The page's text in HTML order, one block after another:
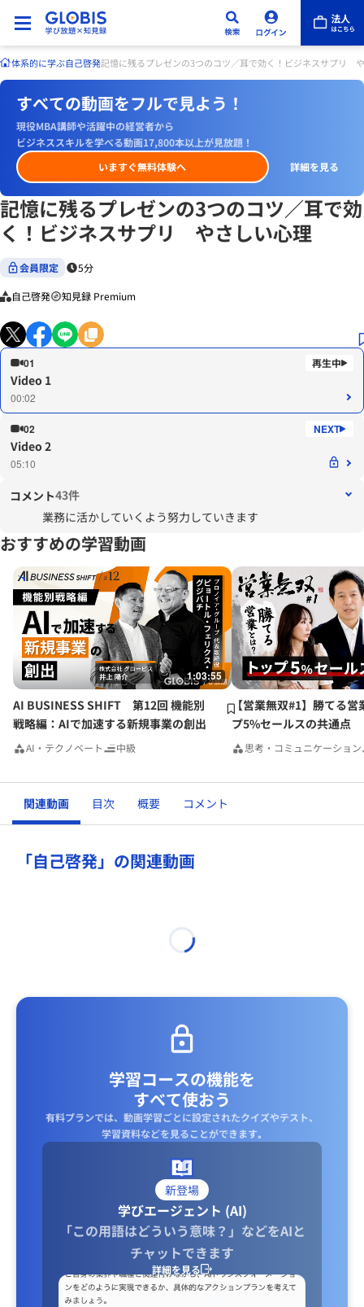
体系的に学ぶ自己啓発記憶に残るプレゼンの3つのコツ／耳で効く！ビジネスサプリ
すべての動画をフルで見よう！
現役MBA講師や活躍中の経営者から
ビジネススキルを学べる動画17,800本以上が見放題！
いますぐ無料体験へ
詳細を見る
記憶に残るプレゼンの3つのコツ／耳で効
く！ビジネスサプリ やさしい心理
会員限定 5分
自己啓発 知見録 Premium
01
Video 1
00:02
02
Video 2
05:10
コメント43件
業務に活かしていくよう努力していきます
おすすめの学習動画
1:03:55
AI BUSINESS SHIFT 第12回 機能別
戦略編：AIで加速する新規事業の創出
AI・テクノベート 中級
【営業無双#1】勝てる営
プ5%セールスの共通点
思考・コミュニケーション
関連動画 目次 概要 コメント
「自己啓発」の関連動画
学習コースの機能を
すべて使おう
有料プランでは、動画学習ごとに設定されたクイズやテスト、
学習資料などを見ることができます｡
新登場
学びエージェント (AI)
「この用語はどういう意味？」などをAIと
チャットできます
詳細を見る